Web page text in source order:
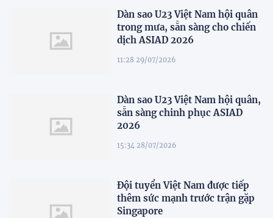
Dàn sao U23 Việt Nam hội quân
trong mưa, sẵn sàng cho chiến
dịch ASIAD 2026
11:28 29/07/2026
Dàn sao U23 Việt Nam hội quân,
sẵn sàng chinh phục ASIAD
2026
15:34 28/07/2026
Đội tuyển Việt Nam được tiếp
thêm sức mạnh trước trận gặp
Singapore